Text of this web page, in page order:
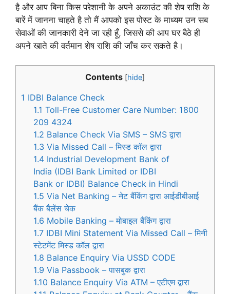
है और आप बिना किस परेशानी के अपने अकाउंट की शेष राशि के
बारें में जानना चाहते है तो मैं आपको इस पोस्ट के माध्यम उन सब
सेवाओं की जानकारी देने जा रही हूँ, जिससे की आप घर बैठे ही
अपने खाते की वर्तमान शेष राशि की जाँच कर सकते है।
Contents [hide]
1 IDBI Balance Check
1.1 Toll-Free Customer Care Number: 1800
209 4324
1.2 Balance Check Via SMS – SMS द्वारा
1.3 Via Missed Call – मिस्ड कॉल द्वारा
1.4 Industrial Development Bank of
India (IDBI Bank Limited or IDBI
Bank or IDBI) Balance Check in Hindi
1.5 Via Net Banking – नेट बैंकिंग द्वारा आईडीबीआई
बैंक बैलेंस चेक
1.6 Mobile Banking – मोबाइल बैंकिंग द्वारा
1.7 IDBI Mini Statement Via Missed Call – मिनी
स्टेटमेंट मिस्ड कॉल द्वारा
1.8 Balance Enquiry Via USSD CODE
1.9 Via Passbook – पासबुक द्वारा
1.10 Balance Enquiry Via ATM – एटीएम द्वारा